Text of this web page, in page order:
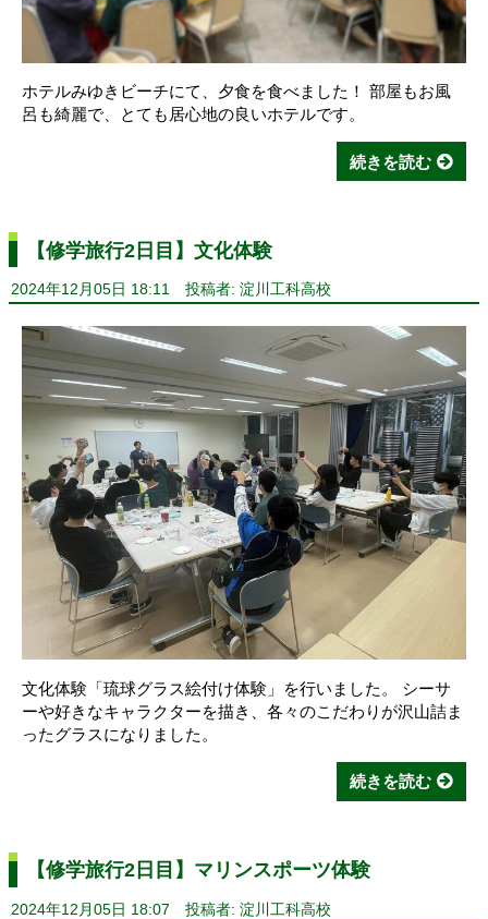
ホテルみゆきビーチにて、夕食を食べました！ 部屋もお風
呂も綺麗で、とても居心地の良いホテルです。
続きを読む
【修学旅行2日目】文化体験
2024年12月05日 18:11 投稿者: 淀川工科高校
文化体験「琉球グラス絵付け体験」を行いました。 シーサ
ーや好きなキャラクターを描き、各々のこだわりが沢山詰ま
ったグラスになりました。
続きを読む
【修学旅行2日目】マリンスポーツ体験
2024年12月05日 18:07 投稿者: 淀川工科高校